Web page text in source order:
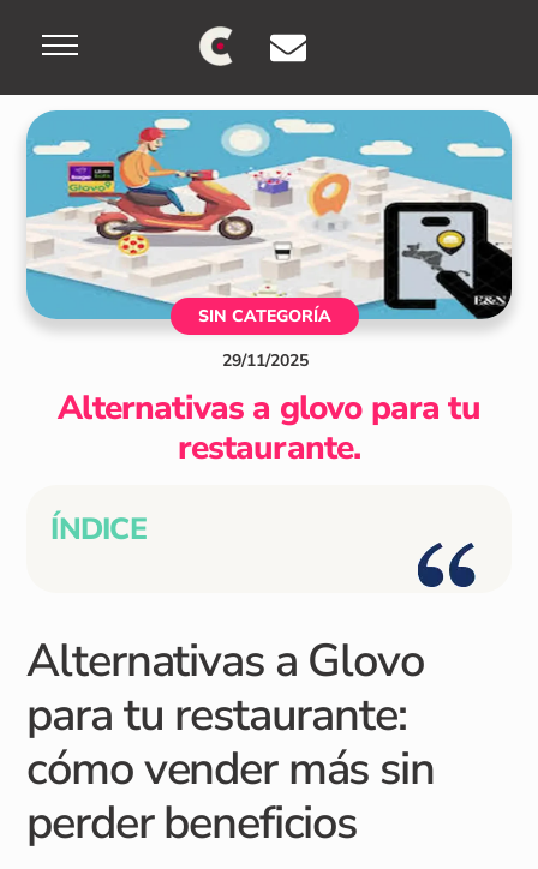
Menu
SIN CATEGORÍA
29/11/2025
Alternativas a glovo para tu
restaurante.
ÍNDICE
Alternativas a Glovo
para tu restaurante:
cómo vender más sin
perder beneficios